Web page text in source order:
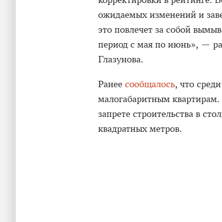
ожидаемых изменений и
это повлечет за собой
период с мая по июнь», —
Глазунова.
Ранее сообщалось, что
малогабаритным
запрете строительства в
квадратных метров.